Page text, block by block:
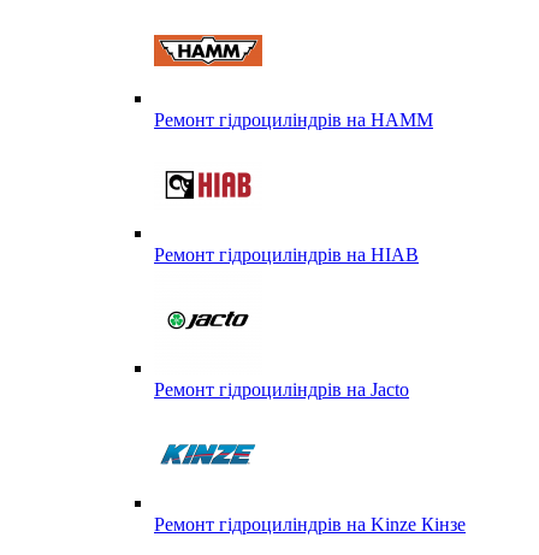
Ремонт гідроциліндрів на HAMM
Ремонт гідроциліндрів на HIAB
Ремонт гідроциліндрів на Jacto
Ремонт гідроциліндрів на Kinze Кінзе